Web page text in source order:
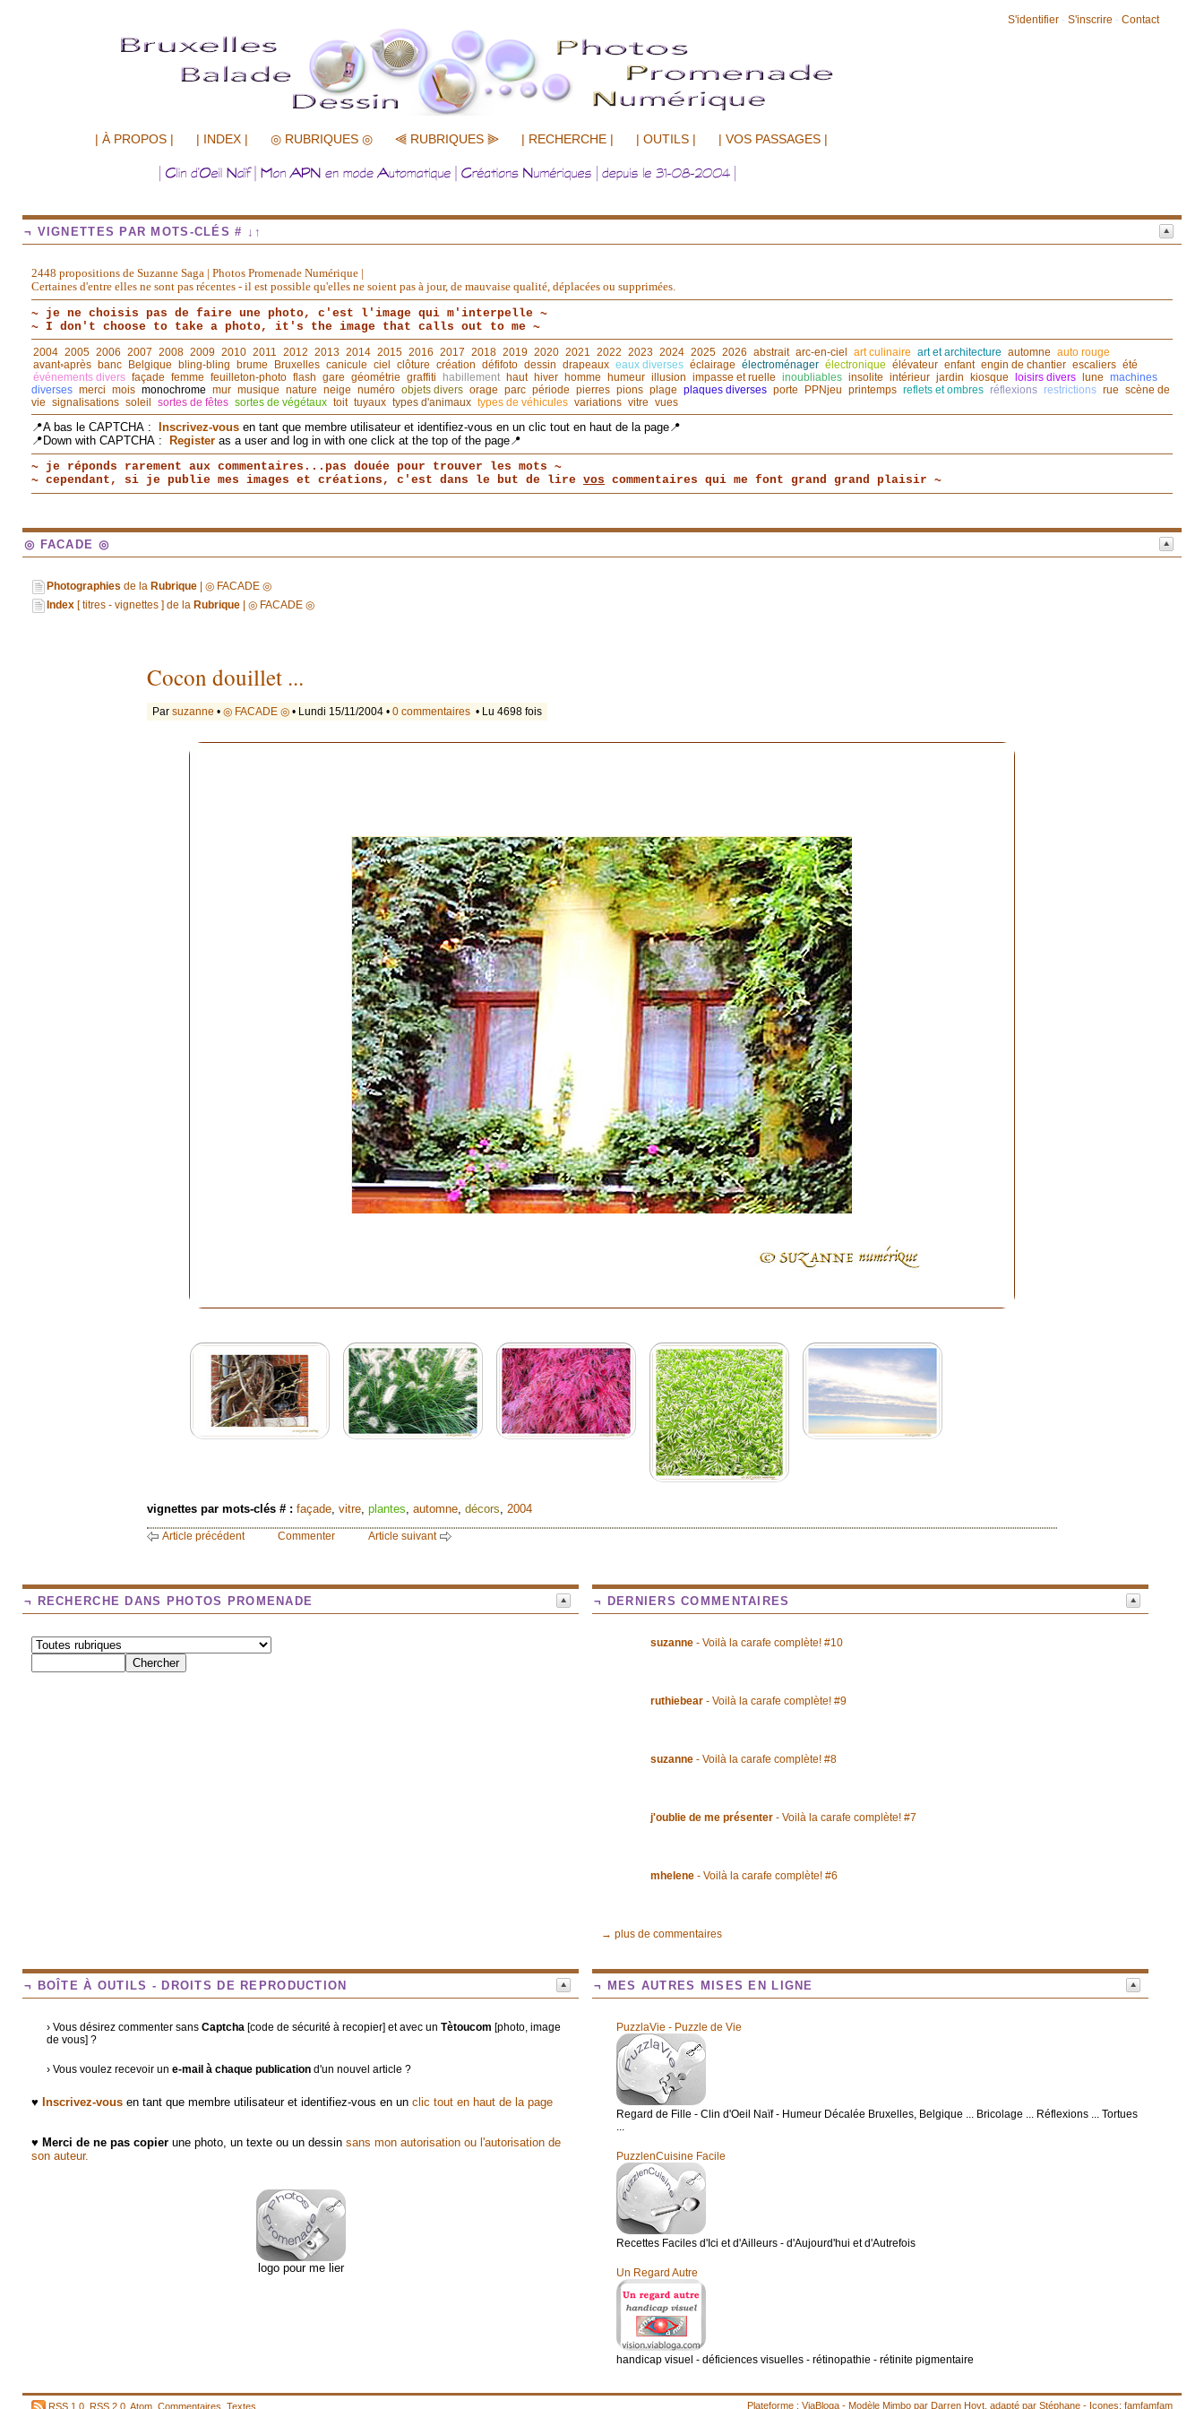
S'identifier - S'inscrire - Contact
| À PROPOS | | INDEX | ◎ RUBRIQUES ◎ ⫷ RUBRIQUES ⫸ | RECHERCHE | | OUTILS | | VOS PASSAGES |
¬ VIGNETTES PAR MOTS-CLÉS # ↓↑
2448 propositions de Suzanne Saga | Photos Promenade Numérique |
Certaines d'entre elles ne sont pas récentes - il est possible qu'elles ne soient pas à jour, de mauvaise qualité, déplacées ou supprimées.
~ je ne choisis pas de faire une photo, c'est l'image qui m'interpelle ~
~ I don't choose to take a photo, it's the image that calls out to me ~
2004 2005 2006 2007 2008 2009 2010 2011 2012 2013 2014 2015 2016 2017 2018 2019 2020 2021 2022 2023 2024 2025 2026 abstrait arc-en-ciel art culinaire art et architecture automne auto rouge
avant◦après banc Belgique bling-bling brume Bruxelles canicule ciel clôture création défifoto dessin drapeaux eaux diverses éclairage électroménager électronique élévateur enfant engin de chantier escaliers été
événements divers façade femme feuilleton-photo flash gare géométrie graffiti habillement haut hiver homme humeur illusion impasse et ruelle inoubliables insolite intérieur jardin kiosque loisirs divers lune machines
diverses merci mois monochrome mur musique nature neige numéro objets divers orage parc période pierres pions plage plaques diverses porte PPNjeu printemps reflets et ombres réflexions restrictions rue scène de
vie signalisations soleil sortes de fêtes sortes de végétaux toit tuyaux types d'animaux types de véhicules variations vitre vues
📍A bas le CAPTCHA : Inscrivez-vous en tant que membre utilisateur et identifiez-vous en un clic tout en haut de la page📍
📍Down with CAPTCHA :
Register as a user and log in with one click at the top of the page📍
~ je réponds rarement aux commentaires...pas douée pour trouver les mots ~
~ cependant, si je publie mes images et créations, c'est dans le but de lire vos commentaires qui me font grand grand plaisir ~
◎ FACADE ◎
Photographies de la Rubrique | ◎ FACADE ◎
Index [ titres - vignettes ] de la Rubrique | ◎ FACADE ◎
Cocon douillet ...
Par suzanne • ◎ FACADE ◎ • Lundi 15/11/2004 • 0 commentaires • Lu 4698 fois
vignettes par mots-clés # : façade, vitre, plantes, automne, décors, 2004
Article précédent Commenter Article suivant
¬ RECHERCHE DANS PHOTOS PROMENADE ¬ DERNIERS COMMENTAIRES
suzanne - Voilà la carafe complète! #10
ruthiebear - Voilà la carafe complète! #9
suzanne - Voilà la carafe complète! #8
j'oublie de me présenter - Voilà la carafe complète! #7
mhelene - Voilà la carafe complète! #6
→ plus de commentaires
¬ BOÎTE À OUTILS - DROITS DE REPRODUCTION
› Vous désirez commenter sans Captcha [code de sécurité à recopier] et avec un Tètoucom [photo, image
de vous] ?
› Vous voulez recevoir un e-mail à chaque publication d'un nouvel article ?
♥ Inscrivez-vous en tant que membre utilisateur et identifiez-vous en un clic tout en haut de la page
♥ Merci de ne pas copier une photo, un texte ou un dessin sans mon autorisation ou l'autorisation de
son auteur.
logo pour me lier
¬ MES AUTRES MISES EN LIGNE
PuzzlaVie - Puzzle de Vie
Regard de Fille - Clin d'Oeil Naïf - Humeur Décalée Bruxelles, Belgique ... Bricolage ... Réflexions ... Tortues
...
PuzzlenCuisine Facile
Recettes Faciles d'Ici et d'Ailleurs - d'Aujourd'hui et d'Autrefois
Un Regard Autre
handicap visuel - déficiences visuelles - rétinopathie - rétinite pigmentaire
RSS 1.0 RSS 2.0 Atom Commentaires Textes Plateforme : ViaBloga - Modèle Mimbo par Darren Hoyt , adapté par Stéphane - Icones: famfamfam